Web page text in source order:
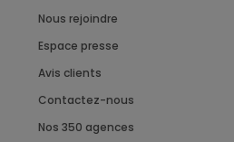
Nous rejoindre
Espace presse
Avis clients
Contactez-nous
Nos 350 agences